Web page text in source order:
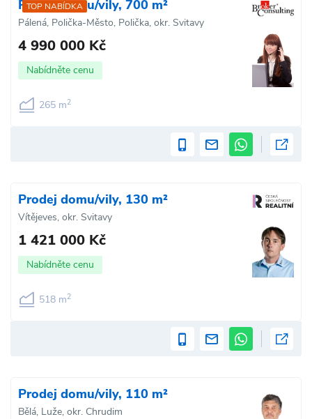
TOP NABÍDKA
Prodej domu/vily, 700 m²
Pálená, Polička-Město, Polička, okr. Svitavy
4 990 000 Kč
Nabídněte cenu
265 m2
Prodej domu/vily, 130 m²
Vítějeves, okr. Svitavy
1 421 000 Kč
Nabídněte cenu
518 m2
Prodej domu/vily, 110 m²
Bělá, Luže, okr. Chrudim